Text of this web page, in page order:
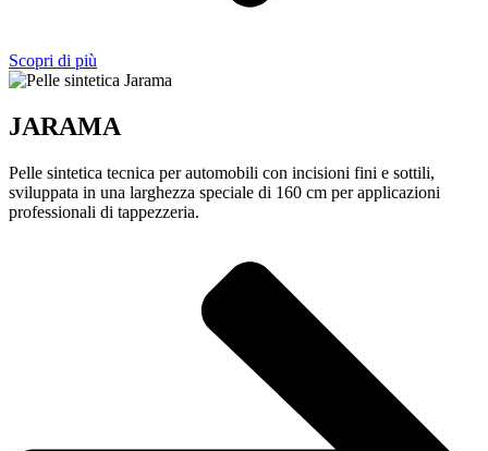
Scopri di più
JARAMA
Pelle sintetica tecnica per automobili con incisioni fini e sottili,
sviluppata in una larghezza speciale di 160 cm per applicazioni
professionali di tappezzeria.